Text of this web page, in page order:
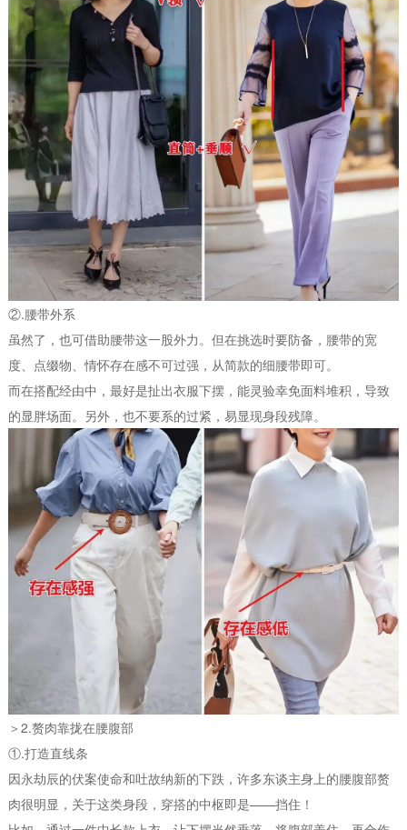
②.腰带外系
虽然了，也可借助腰带这一股外力。但在挑选时要防备，腰带的宽
度、点缀物、情怀存在感不可过强，从简款的细腰带即可。
而在搭配经由中，最好是扯出衣服下摆，能灵验幸免面料堆积，导致
的显胖场面。另外，也不要系的过紧，易显现身段残障。
＞2.赘肉靠拢在腰腹部
①.打造直线条
因永劫辰的伏案使命和吐故纳新的下跌，许多东谈主身上的腰腹部赘
肉很明显，关于这类身段，穿搭的中枢即是——挡住！